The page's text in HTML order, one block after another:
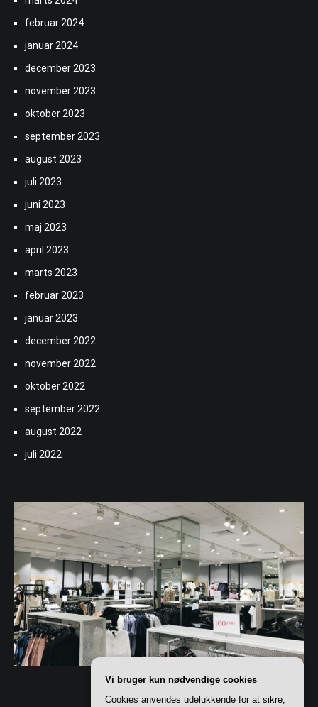
februar 2024
januar 2024
december 2023
november 2023
oktober 2023
september 2023
august 2023
juli 2023
juni 2023
maj 2023
april 2023
marts 2023
februar 2023
januar 2023
december 2022
november 2022
oktober 2022
september 2022
august 2022
juli 2022
Vi bruger kun nødvendige cookies
Cookies anvendes udelukkende for at sikre,